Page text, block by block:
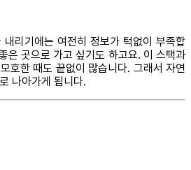
리기에는 여전히 정보가 턱없이 부족합
은 곳으로 가고 싶기도 하고요. 이 스택과
호한 때도 끝없이 많습니다. 그래서 자연
나아가게 됩니다.